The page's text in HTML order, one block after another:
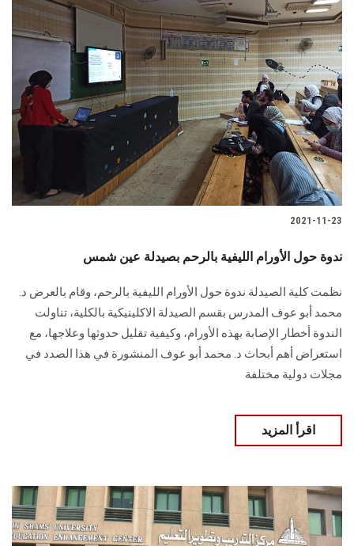
2021-11-23
ندوة حول الأورام الليفية بالرحم بصيدلة عين شمس
نظمت كلية الصيدلة ندوة حول الأورام الليفية بالرحم، وقام بالعرض د.
محمد أبو عوف المدرس بقسم الصيدلة الاكلينيكية بالكلية، تناولت
الندوة أخطار الإصابة بهذه الأورام، وكيفية تقليل حدوثها وعلاجها، مع
استعراض أهم أبحاث د. محمد أبو عوف المنشورة في هذا الصدد في
مجلات دولية مختلفة
اقرأ المزيد